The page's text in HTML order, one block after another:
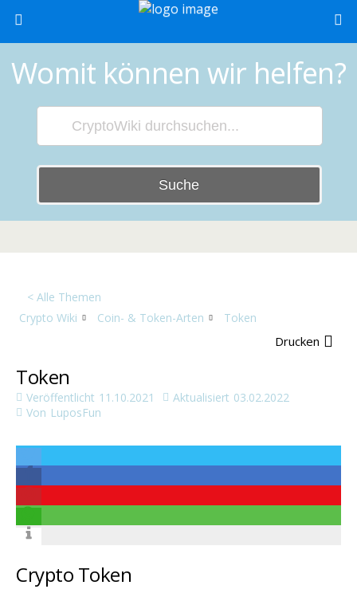
Womit können wir helfen?
Suche
< Alle Themen
Crypto Wiki
Coin- & Token-Arten Token
Drucken
Token
Veröffentlicht 11.10.2021 Aktualisiert 03.02.2022
Von LuposFun
Crypto Token